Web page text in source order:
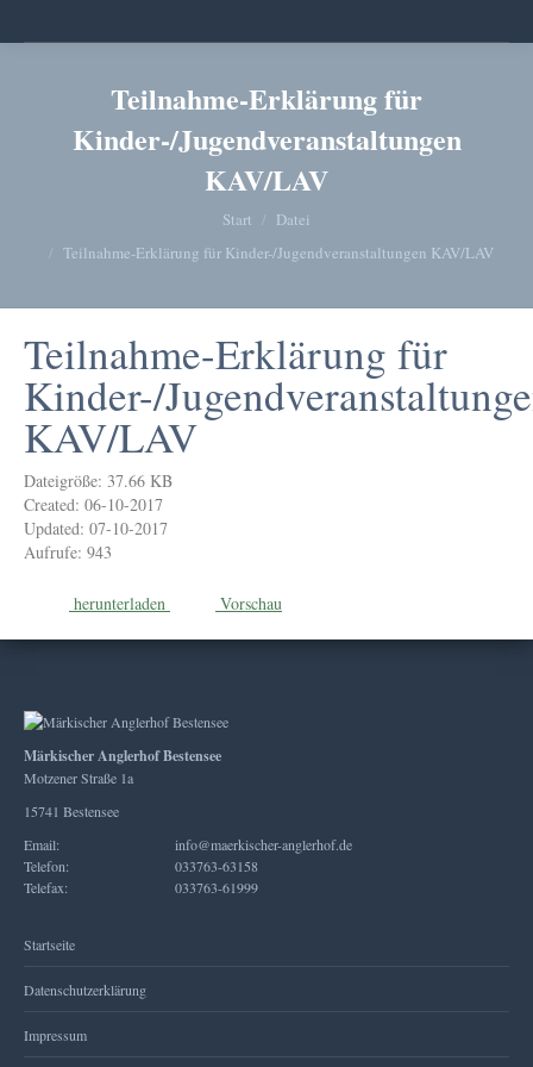
Teilnahme-Erklärung für
Kinder-/Jugendveranstaltungen
KAV/LAV
Start
Datei
Teilnahme-Erklärung für Kinder-/Jugendveranstaltungen KAV/LAV
Teilnahme-Erklärung für
Kinder-/
KAV/LAV
Dateigröße: 37.66 KB
Created: 06-10-2017
Updated: 07-10-2017
Aufrufe: 943
herunterladen Vorschau
Märkischer Anglerhof Bestensee
Motzener Straße 1a
15741 Bestensee
Email:
info@maerkischer-anglerhof.de
Telefon:
033763-63158
Telefax:
033763-61999
Startseite
Datenschutzerklärung
Impressum